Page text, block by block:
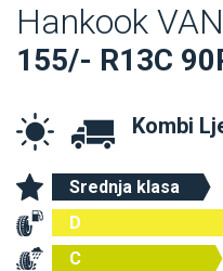
Hankook
155/- R13C
Kombi
Srednja klasa
D
C